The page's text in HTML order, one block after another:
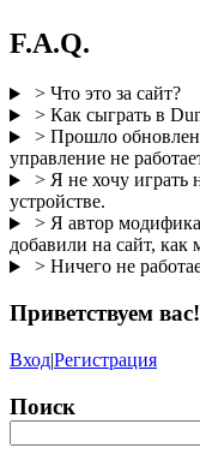
F.A.Q.
> Что это за сайт?
> Как сыграть в
> Прошло
управление не
> Я не хочу играть
устройстве.
> Я автор
добавили на сайт, как
> Ничего не
Приветствуем вас!
Вход|Регистрация
Поиск